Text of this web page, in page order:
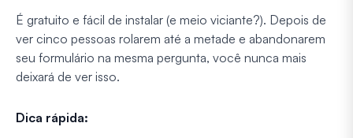
É gratuito e fácil de instalar (e meio viciante?). Depois de
ver cinco pessoas rolarem até a metade e abandonarem
seu formulário na mesma pergunta, você nunca mais
deixará de ver isso.
Dica rápida: